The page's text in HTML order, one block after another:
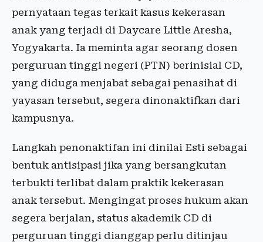
pernyataan tegas terkait kasus kekerasan
anak yang terjadi di Daycare Little Aresha,
Yogyakarta. Ia meminta agar seorang dosen
perguruan tinggi negeri (PTN) berinisial CD,
yang diduga menjabat sebagai penasihat di
yayasan tersebut, segera dinonaktifkan dari
kampusnya.
Langkah penonaktifan ini dinilai Esti sebagai
bentuk antisipasi jika yang bersangkutan
terbukti terlibat dalam praktik kekerasan
anak tersebut. Mengingat proses hukum akan
segera berjalan, status akademik CD di
perguruan tinggi dianggap perlu ditinjau